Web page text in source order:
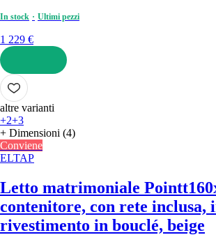
In stock Ultimi pezzi
1 229 €
AGGIUNGI
altre varianti
+2+3
+ Dimensioni (4)
Conviene
ELTAP
Letto matrimoniale Pointt
contenitore, con rete inclusa,
rivestimento in bouclé, beige